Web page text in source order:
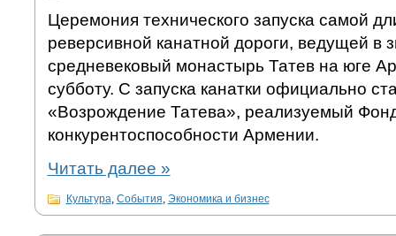
Церемония технического запуска самой
реверсивной канатной дороги, ведущей в
средневековый монастырь Татев на юге
субботу. С запуска канатки официально
«Возрождение Татева», реализуемый
конкурентоспособности Армении.
Читать далее »
Культура, События, Экономика и бизнес